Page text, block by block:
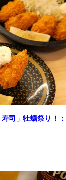
司」牡蠣祭り！：